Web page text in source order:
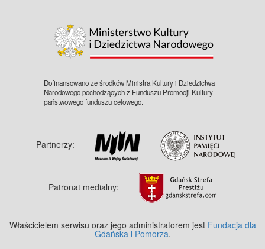
Dofinansowano ze środków Ministra Kultury i Dziedzictwa
Narodowego pochodzących z Funduszu Promocji Kultury –
państwowego funduszu celowego.
Partnerzy:
Patronat medialny:
Właścicielem serwisu oraz jego administratorem jest Fundacja dla
Gdańska i Pomorza.